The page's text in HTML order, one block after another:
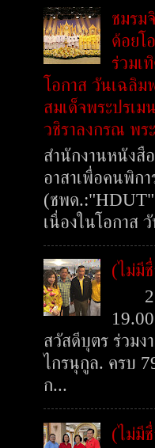
ชมรม
ด้อยโ
ร่วมเ
โอกาส วันเฉลิม
สมเด็จพระปรเ
วชิราลงกรณ พร
สำนักงานหนังสื
อาสาเพื่อคนพิก
(ชพด.:"HDUT"
เนื่องในโอกาส
(ไม่มี
23.
สวัสดีบุตร ร่วม
ไกรนุกูล. คร
ก...
(ไม่มี